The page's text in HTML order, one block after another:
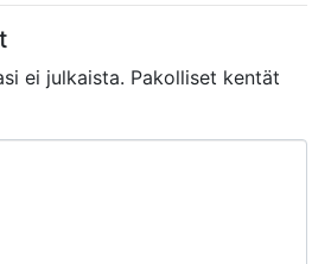
ei julkaista. Pakolliset kentät